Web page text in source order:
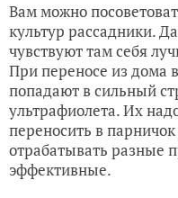
Вам можно
культур рассадники.
чувствуют там себя
При переносе из дома
попадают в сильный
ультрафиолета. Их
переносить в
отрабатывать разные
эффективные.